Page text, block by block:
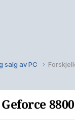
salg av PC